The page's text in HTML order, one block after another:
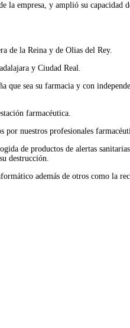
la empresa, y amplió su
de la Reina y de Olias del Rey.
y Ciudad Real.
sea su farmacia y con
farmacéutica.
por nuestros profesionales
de productos de alertas
destrucción.
además de otros como la